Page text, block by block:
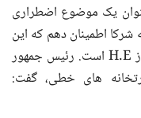
یک موضوع اضطراری
اطمینان دهم که این
برنامه دارای بالاترین سطح تعهد سیاسی از H.E است. رئیس جمهور
های خطی، گفت: